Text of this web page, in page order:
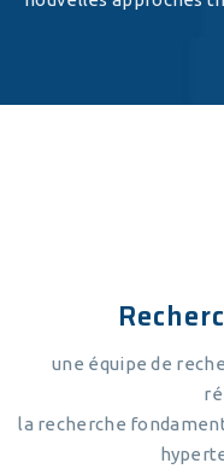
une équipe de
la recherche